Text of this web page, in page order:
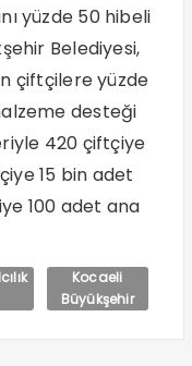
yüzde 50 hibeli
Belediyesi,
çiftçilere yüzde
desteği
420 çiftçiye
15 bin adet
100 adet ana
Kocaeli
Büyükşehir